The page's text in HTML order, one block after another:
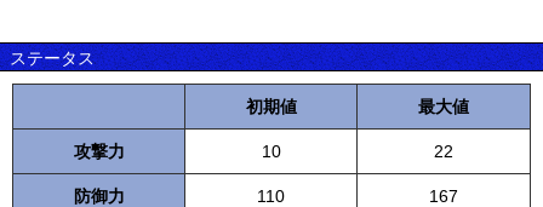
ステータス
初期値 最大値
攻撃力 10 22
防御力 110 167